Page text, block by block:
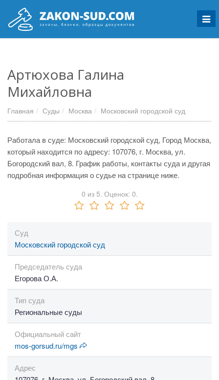
Артюхова Галина
Михайловна
Главная Суды Москва Московский городской суд
Работала в суде: Московский городской суд, Город Москва,
который находится по адресу: 107076, г. Москва, ул.
Богородский вал, 8. График работы, контакты суда и другая
подробная информация о судье на странице ниже.
0 из 5. Оценок: 0.
Суд
Московский городской суд
Председатель суда
Егорова О.А.
Тип суда
Региональные суды
Официальный сайт
mos-gorsud.ru/mgs
Адрес